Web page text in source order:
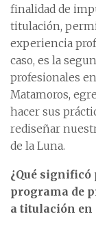
finalidad de
titulación,
experiencia
caso, es la
profesionales
Matamoros,
hacer sus
rediseñar
de la Luna.
¿Qué
programa de
a titulación en